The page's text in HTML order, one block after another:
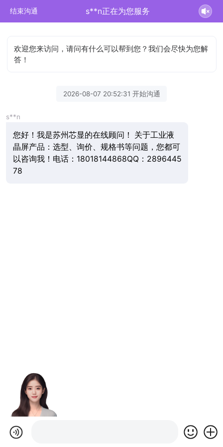
结束沟通 s**n正在为您服务
欢迎您来访问，请问有什么可以帮到您？我们会尽快为您解
答！
2026-08-07 20:52:31 开始沟通
s**n
您好！我是苏州芯显的在线顾问！ 关于工业液
晶屏产品：选型、询价、规格书等问题，您都可
以咨询我！电话：18018144868QQ：2896445
78